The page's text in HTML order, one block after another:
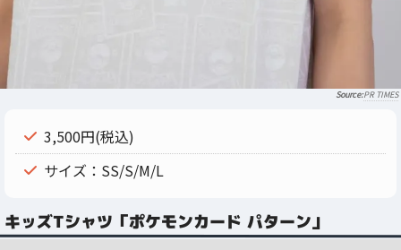
PR TIMES
3,500円(税込)
サイズ：SS/S/M/L
キッズTシャツ「ポケモンカード パターン」